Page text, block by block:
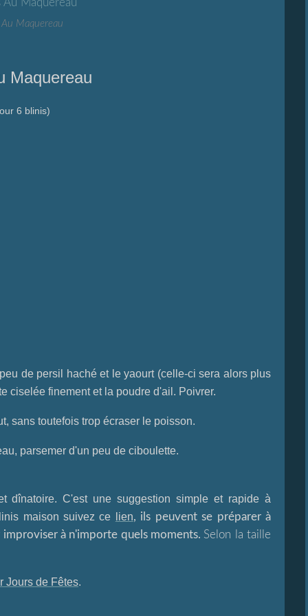
Maquereau
Maquereau
6 blinis)
de persil haché et le yaourt (celle-ci sera alors plus
ciselée finement et la poudre d'ail. Poivrer.
sans toutefois trop écraser le poisson.
parsemer d'un peu de ciboulette.
dînatoire. C'est une suggestion simple et rapide à
maison suivez ce
lien, ils peuvent se préparer à
à n'importe quels moments. Selon la taille
Jours de Fêtes.